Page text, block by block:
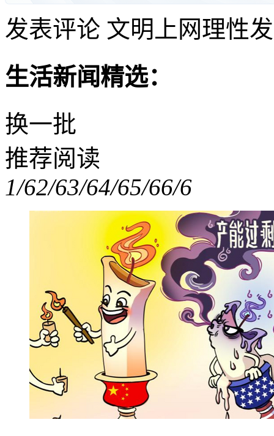
发表评论 文明上网理性
生活新闻精选：
换一批
推荐阅读
1/62/63/64/65/66/6